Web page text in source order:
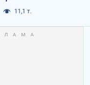
11,1 т.